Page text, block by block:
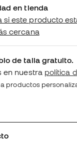
en tienda
si este producto
cercana
de talla gratuito.
en nuestra política
productos